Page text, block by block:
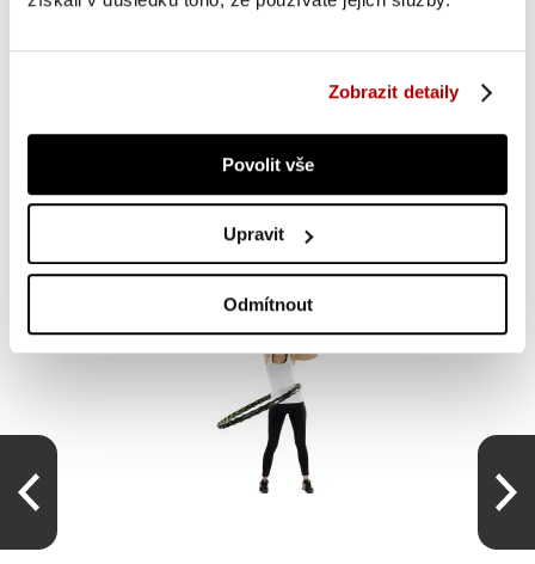
Zobrazit detaily
Povolit vše
Upravit
Odmítnout
OSTATNÍ SI TAKÉ PROHLÍŽEJÍ